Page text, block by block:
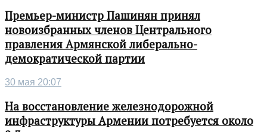
Премьер-министр Пашинян принял
новоизбранных членов Центрального
правления Армянской либерально-
демократической партии
30 мая 20:07
На восстановление железнодорожной
инфраструктуры Армении потребуется около